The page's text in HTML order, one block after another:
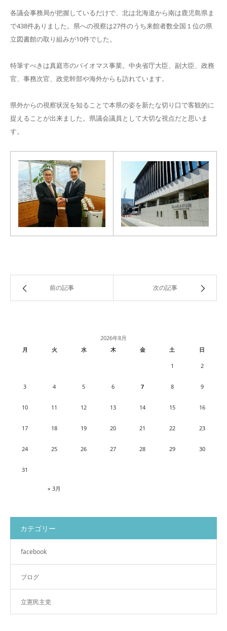
各議会事務局が把握しているだけで、北は北海道から南は鹿児島県ま
で438件ありました。県への視察は27件のうち来館者数全国１位の県
立図書館の取り組みが10件でした。
特筆すべきは真庭市のバイオマス事業。中央省庁大臣、副大臣、政務
官、事務次官、政党幹部や海外からも訪れています。
県外からの視察状況を知ることで本県の姿を新たな切り口で客観的に
捉えることが出来ました。県議会議員として大切な視点だと思いま
す。
前の記事 次の記事
2026年8月
月
火 水 木 金 土 日
« 3月
1 2
3 4 5 6 7 8 9
10 11 12 13 14 15 16
17 18 19 20 21 22 23
24 25 26 27 28 29 30
31
カテゴリー
facebook
ブログ
立憲民主党